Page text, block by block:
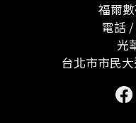
福爾
電話
光
台北市市民